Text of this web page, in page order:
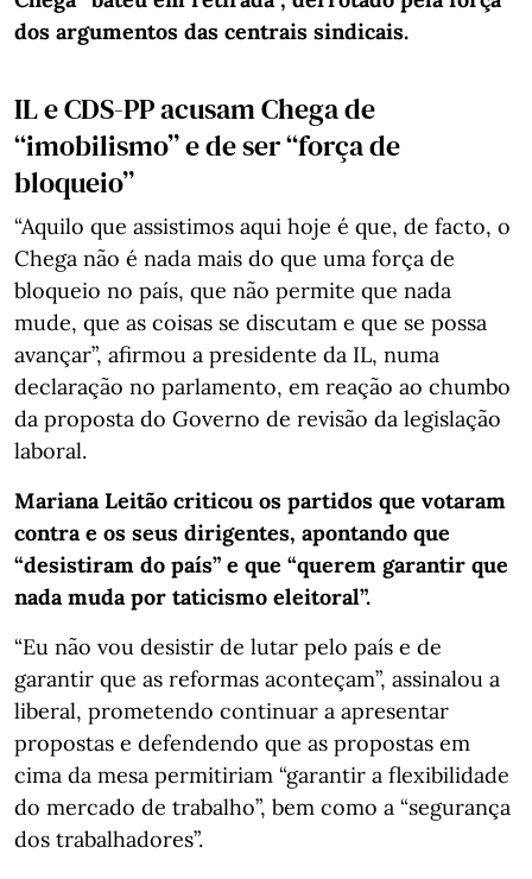
dos argumentos das centrais sindicais.
IL e CDS-PP acusam Chega de
“imobilismo” e de ser “força de
bloqueio”
“Aquilo que assistimos aqui hoje é que, de facto, o
Chega não é nada mais do que uma força de
bloqueio no país, que não permite que nada
mude, que as coisas se discutam e que se possa
avançar”, afirmou a presidente da IL, numa
declaração no parlamento, em reação ao chumbo
da proposta do Governo de revisão da legislação
laboral.
Mariana Leitão criticou os partidos que votaram
contra e os seus dirigentes, apontando que
“desistiram do país” e que “querem garantir que
nada muda por taticismo eleitoral”.
“Eu não vou desistir de lutar pelo país e de
garantir que as reformas aconteçam”, assinalou a
liberal, prometendo continuar a apresentar
propostas e defendendo que as propostas em
cima da mesa permitiriam “garantir a flexibilidade
do mercado de trabalho”, bem como a “segurança
dos trabalhadores”.